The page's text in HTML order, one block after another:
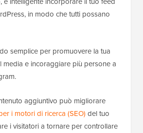
in modo che tutti possano
semplice per promuovere la tua
media e incoraggiare più persone a
aggiuntivo può migliorare
i motori di ricerca (SEO) del tuo
i visitatori a tornare per controllare